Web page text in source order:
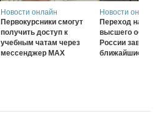
Новости онлайн
Первокурсники смогут
получить доступ к
учебным чатам через
мессенджер MAX
Новости онлайн
Переход на
высшего
России
ближайшие три